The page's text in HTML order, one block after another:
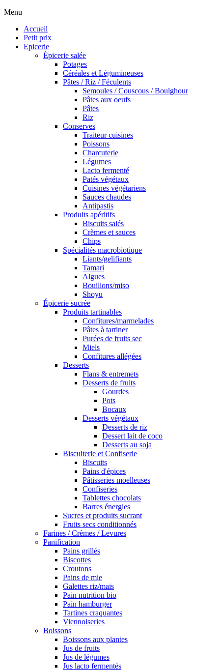
Menu
Accueil
Petit prix
Epicerie
Épicerie salée
Potages
Céréales et Légumineuses
Pâtes / Riz / Féculents
Semoules / Couscous / Boulghour
Pâtes aux oeufs
Pâtes
Riz
Conserves
Traiteur cuisines
Poissons
Charcuterie
Légumes
Lacto fermenté
Patés végétaux
Cuisines végétariens
Sauces chaudes
Antipastis
Produits apéritifs
Biscuits salés
Crèmes et sauces
Chips
Spécialités macrobiotique
Liants/gelifiants
Tamari
Algues
Bouillons/miso
Shoyu
Épicerie sucrée
Produits tartinables
Confitures/marmelades
Pâtes à tartiner
Purées de fruits sec
Miels
Confitures allégées
Desserts
Flans & entremets
Desserts de fruits
Gourdes
Pots
Bocaux
Desserts végétaux
Desserts de riz
Dessert lait de coco
Desserts au soja
Biscuiterie et Confiserie
Biscuits
Pains d'épices
Pâtisseries moelleuses
Confiseries
Tablettes chocolats
Barres énergies
Sucres et produits sucrant
Fruits secs conditionnés
Farines / Crèmes / Levures
Panification
Pains grillés
Biscottes
Croutons
Pains de mie
Galettes riz/mais
Pain nutrition bio
Pain hamburger
Tartines craquantes
Viennoiseries
Boissons
Boissons aux plantes
Jus de fruits
Jus de légumes
Jus lacto fermentés